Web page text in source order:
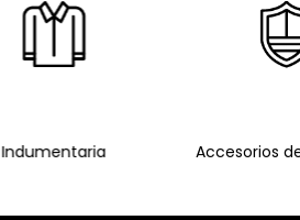
Indumentaria Accesorios